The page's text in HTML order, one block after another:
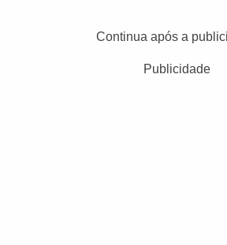
Continua após a
Publicidade